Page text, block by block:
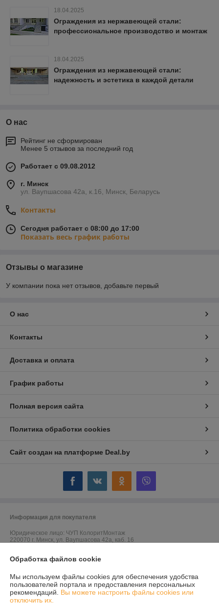
18.04.2025
Ограждения из нержавеющей стали:
профессиональное производство и монтаж
18.04.2025
Ограждения из нержавеющей стали:
надежность и эстетика в каждой детали
О нас
Рейтинг не сформирован
Менее 5 отзывов за последний год
Работает с 09.08.2012
г. Минск
ул. Ваупшасова 42а, к.16, Минск, Беларусь
Контакты
Сегодня работает с 08:00 до 17:00
Показать весь график работы
Отзывы о магазине
У компании пока нет отзывов, добавьте первый
О нас
Контакты
Доставка и оплата
График работы
Полная версия сайта
Политика обработки cookies
Сайт создан на платформе Deal.by
Информация для покупателя
Юридическое лицо: ЧУП КолоритМонтаж
220070 г. Минск, ул. Ваупшасова 42а, каб. 16
Регистрационный номер ЕГР: 191815571
Регистрационный орган: Минский горисполком
Дата регистрации компании: 04.02.2013
Обработка файлов cookie
Мы используем файлы cookies для обеспечения удобства
пользователей портала и предоставления персональных
рекомендаций. Вы можете настроить файлы cookies или
отключить их.